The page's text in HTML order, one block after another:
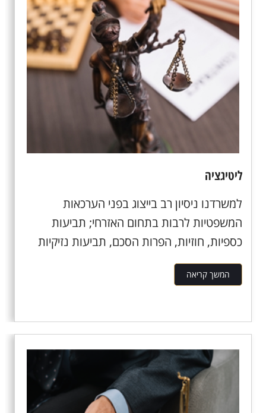
ליטיגציה
למשרדנו ניסיון רב בייצוג בפני הערכאות
המשפטיות לרבות בתחום האזרחי; תביעות
כספיות, חוזיות, הפרות הסכם, תביעות נזיקיות
כנגד...
המשך קריאה